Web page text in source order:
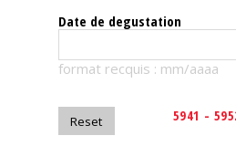
The
magazine
Date de degustation
format recquis : mm/aaaa
5941 -